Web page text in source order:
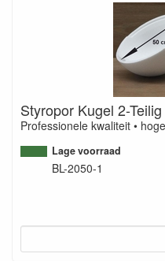
Styropor Kugel 2-
Professionele kwaliteit •
Lage voorraad
BL-2050-1